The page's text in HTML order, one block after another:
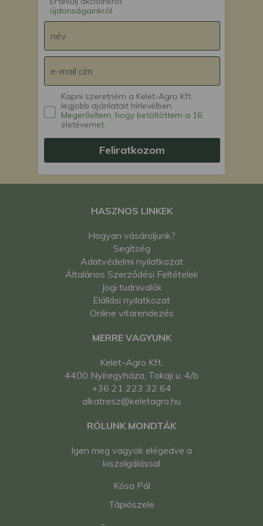
újdonságainkról.
Kapni szeretném a Kelet-Agro Kft.
legjobb ajánlatait hírlevélben.
Megerősítem, hogy betöltöttem a 16.
életévemet.
Feliratkozom
HASZNOS LINKEK
Hogyan vásároljunk?
Segítség
Adatvédelmi nyilatkozat
Általános Szerződési Feltételek
Jogi tudnivalók
Elállási nyilatkozat
Online vitarendezés
MERRE VAGYUNK
Kelet-Agro Kft.
4400 Nyíregyháza, Tokaji u. 4/b
+36 21 223 32 64
alkatresz@keletagro.hu
RÓLUNK MONDTÁK
Igen meg vagyok elégedve a
kiszolgálással
Kósa Pál
Tápiószele